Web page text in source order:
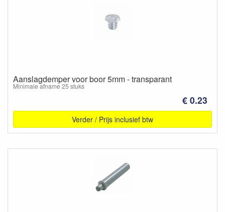
Aanslagdemper voor boor 5mm - transparant
Minimale afname 25 stuks
€ 0.23
Verder / Prijs inclusief btw